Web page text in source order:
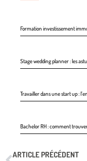
Formation investissement
Stage wedding planner : les
Travailler dans une start up :
Bachelor RH : comment
ARTICLE PRÉCÉDENT